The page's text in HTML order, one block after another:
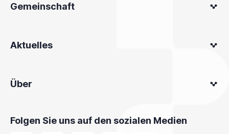
Gemeinschaft
Aktuelles
Über
Folgen Sie uns auf den sozialen Medien